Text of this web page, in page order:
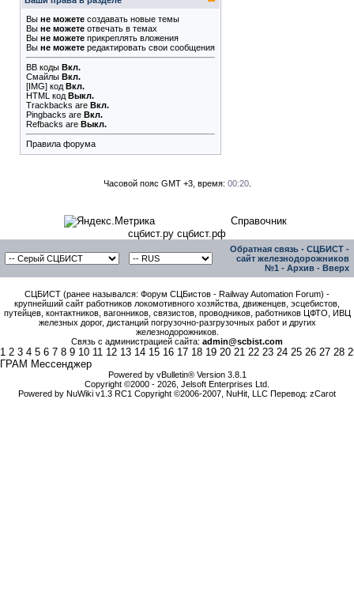
Вы не можете создавать новые темы
Вы не можете отвечать в темах
Вы не можете прикреплять вложения
Вы не можете редактировать свои сообщения
BB коды Вкл.
Смайлы Вкл.
[IMG] код Вкл.
HTML код Выкл.
Trackbacks are Вкл.
Pingbacks are Вкл.
Refbacks are Выкл.
Правила форума
Часовой пояс GMT +3, время: 00:20.
Справочник
сцбист.ру сцбист.рф
Обратная связь - СЦБИСТ -
сайт железнодорожников
№1 - Архив - Вверх
СЦБИСТ (ранее назывался: Форум СЦБистов - Railway Automation Forum) -
крупнейший сайт работников локомотивного хозяйства, движенцев, эсцебистов,
путейцев, контактников, вагонников, связистов, проводников, работников ЦФТО, ИВЦ
железных дорог, дистанций погрузочно-разгрузочных работ и других
железнодорожников.
Связь с администрацией сайта: admin@scbist.com
1 2 3 4 5 6 7 8 9 10 11 12 13 14 15 16 17 18 19 20 21 22 23 24 25 26 27 28
ГРАМ Мессенджер
Powered by vBulletin® Version 3.8.1
Copyright ©2000 - 2026, Jelsoft Enterprises Ltd.
Powered by NuWiki v1.3 RC1 Copyright ©2006-2007, NuHit, LLC Перевод: zCarot